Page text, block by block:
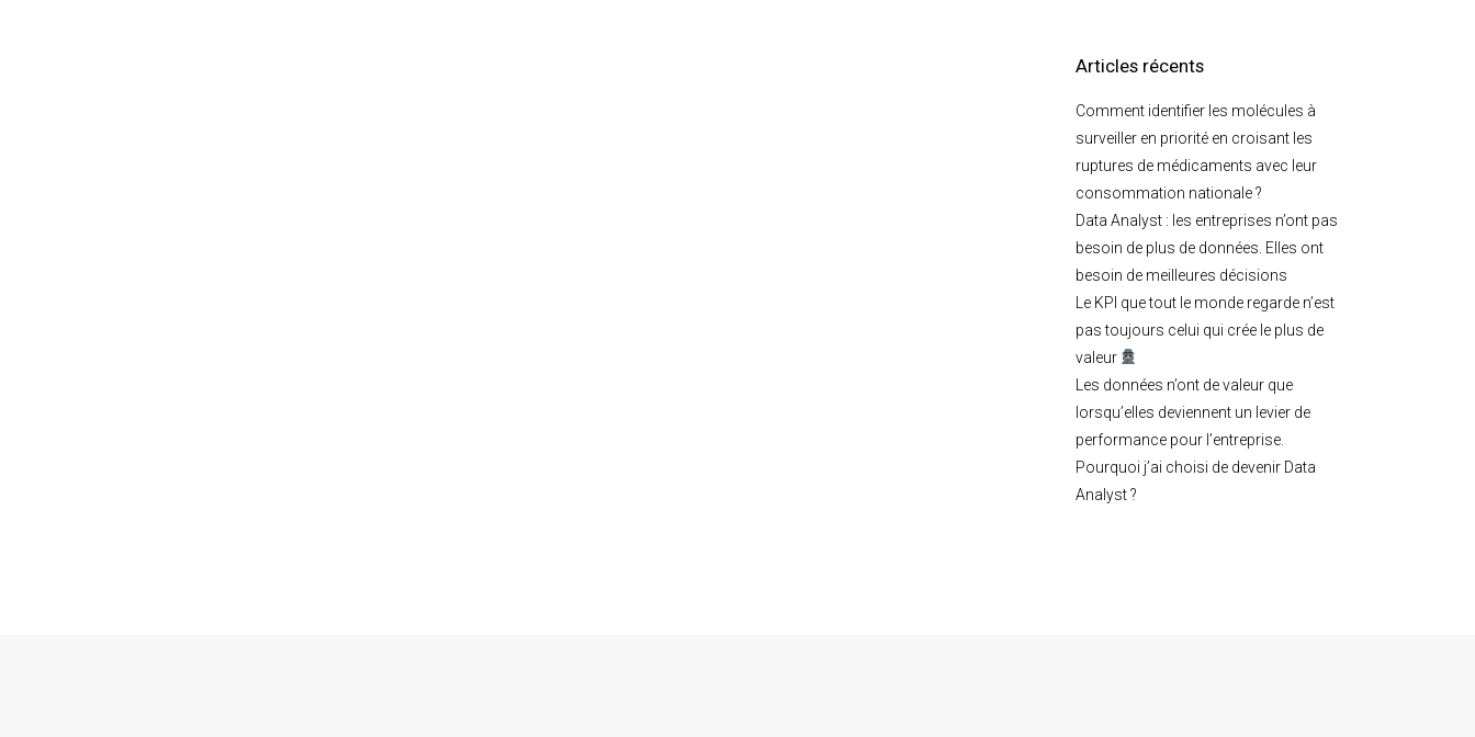
Articles récents
Comment identifier les molécules à
surveiller en priorité en croisant les
ruptures de médicaments avec leur
consommation nationale ?
Data Analyst : les entreprises n’ont pas
besoin de plus de données. Elles ont
besoin de meilleures décisions
Le KPI que tout le monde regarde n’est
pas toujours celui qui crée le plus de
valeur
Les données n’ont de valeur que
lorsqu’elles deviennent un levier de
performance pour l’entreprise.
Pourquoi j’ai choisi de devenir Data
Analyst ?